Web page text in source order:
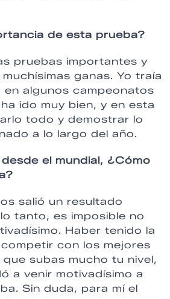
de esta prueba?
pruebas importantes y
ganas. Yo traía
en algunos campeonatos
ido muy bien, y en esta
todo y demostrar lo
a lo largo del año.
el mundial, ¿Cómo
salió un resultado
tanto, es imposible no
Haber tenido la
con los mejores
subas mucho tu nivel,
a venir motivadísimo a
Sin duda, para mí el